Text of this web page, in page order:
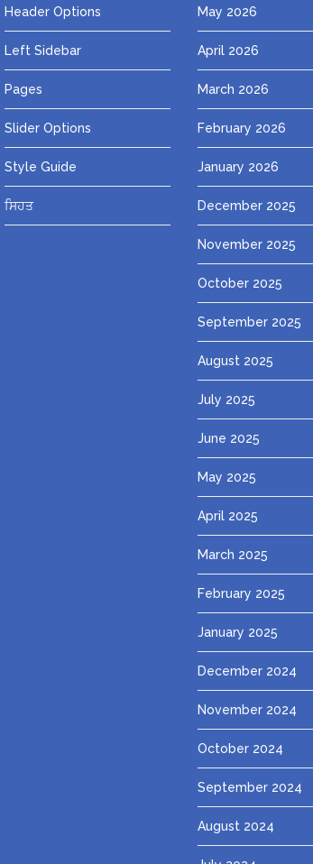
Header Options
Left Sidebar
Pages
Slider Options
Style Guide
ਸਿਹਤ
May 2026
April 2026
March 2026
February 2026
January 2026
December 2025
November 2025
October 2025
September 2025
August 2025
July 2025
June 2025
May 2025
April 2025
March 2025
February 2025
January 2025
December 2024
November 2024
October 2024
September 2024
August 2024